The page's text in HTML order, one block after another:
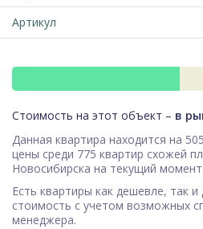
Артикул
Стоимость на этот объект – в
Данная квартира находится на
цены среди 775 квартир схожей
Новосибирска на текущий момент.
Есть квартиры как дешевле, так
стоимость с учетом возможных
менеджера.